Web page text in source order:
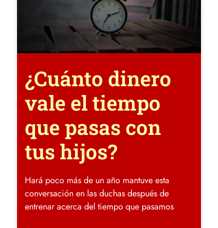
¿Cuánto dinero
vale el tiempo
que pasas con
tus hijos?
Hará poco más de un año mantuve esta
conversación en las duchas después de
entrenar acerca del tiempo que pasamos